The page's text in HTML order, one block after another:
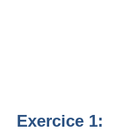
Exercice 1: